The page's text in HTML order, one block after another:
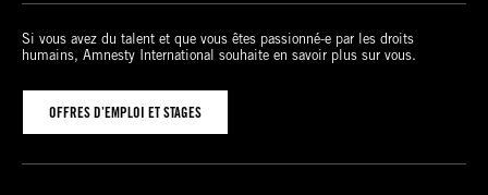
Si vous avez du talent et que vous êtes passionné-e par les droits
humains, Amnesty International souhaite en savoir plus sur vous.
OFFRES D’EMPLOI ET STAGES